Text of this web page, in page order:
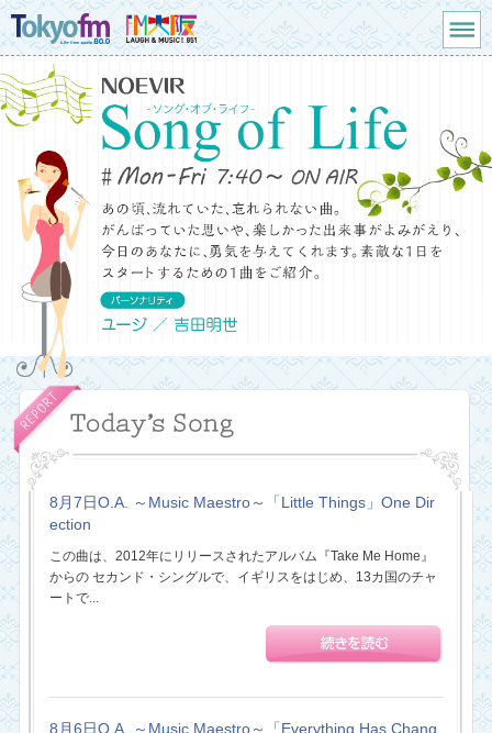
8月7日O.A. ～Music Maestro～「Little Things」One Dir
ection
この曲は、2012年にリリースされたアルバム『Take Me Home』
からの セカンド・シングルで、イギリスをはじめ、13カ国のチャ
ートで...
8月6日O.A. ～Music Maestro～「Everything Has Chang